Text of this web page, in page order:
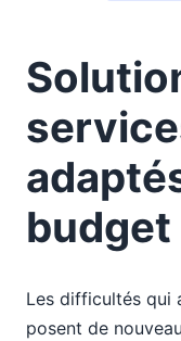
budget
Les difficultés qui
posent de